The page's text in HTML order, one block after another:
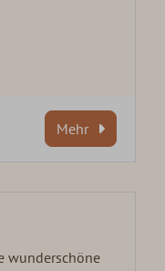
Mehr
wunderschöne